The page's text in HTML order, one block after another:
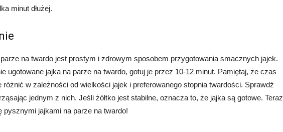
minut dłużej.
na twardo jest prostym i zdrowym sposobem przygotowania smacznych jajek.
ugotowane jajka na parze na twardo, gotuj je przez 10-12 minut. Pamiętaj, że czas
różnić w zależności od wielkości jajek i preferowanego stopnia twardości. Sprawdź
jednym z nich. Jeśli żółtko jest stabilne, oznacza to, że jajka są gotowe. Teraz
jajkami na parze na twardo!